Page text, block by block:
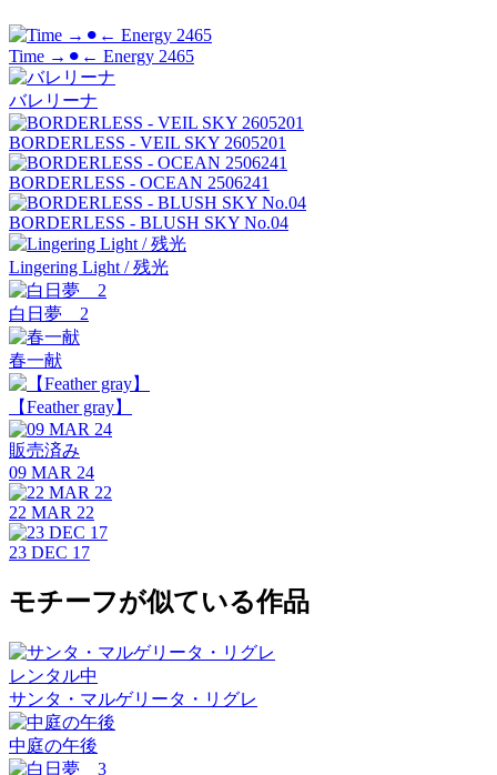
Time →⚫︎← Energy 2465
バレリーナ
BORDERLESS - VEIL SKY 2605201
BORDERLESS - OCEAN 2506241
BORDERLESS - BLUSH SKY No.04
Lingering Light / 残光
白日夢 2
春一献
【Feather gray】
販売済み
09 MAR 24
22 MAR 22
23 DEC 17
モチーフが似ている作品
レンタル中
サンタ・マルゲリータ・リグレ
中庭の午後